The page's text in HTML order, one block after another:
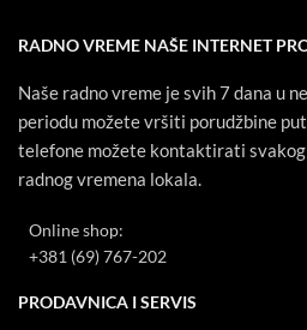
RADNO VREME NAŠE INTERNET
Naše radno vreme je svih 7 dana u
periodu možete vršiti porudžbine
telefone možete kontaktirati svakog
radnog vremena lokala.
Online shop:
+381 (69) 767-202
PRODAVNICA I SERVIS